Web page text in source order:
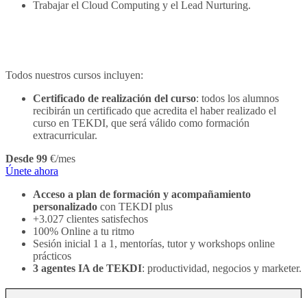
Trabajar el Cloud Computing y el Lead Nurturing.
Todos nuestros cursos incluyen:
Certificado de realización del curso: todos los alumnos
recibirán un certificado que acredita el haber realizado el
curso en TEKDI, que será válido como formación
extracurricular.
Desde 99 €/mes
Únete ahora
Acceso a plan de formación y acompañamiento
personalizado con TEKDI plus
+3.027 clientes satisfechos
100% Online a tu ritmo
Sesión inicial 1 a 1, mentorías, tutor y workshops online
prácticos
3 agentes IA de TEKDI: productividad, negocios y marketer.